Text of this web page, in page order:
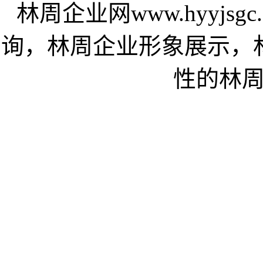
林周企业网
询，林周企业形象展示
性的林